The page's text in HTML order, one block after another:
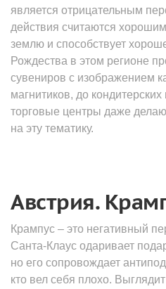
является отрицательным
действия считаются
землю и способствует
Рождества в этом регионе
сувениров с изображением
магнитиков, до
торговые центры даже
на эту тематику.
Австрия.
Крампус – это негативный
Санта-Клаус одаривает
но его сопровождает
кто вел себя плохо.